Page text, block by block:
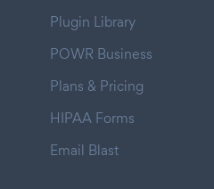
Plugin Library
POWR Business
Plans & Pricing
HIPAA Forms
Email Blast